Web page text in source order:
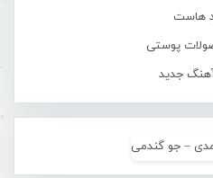
هاست
پوستی
آهنگ جدید